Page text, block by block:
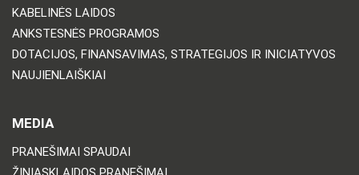
KABELINĖS LAIDOS
ANKSTESNĖS PROGRAMOS
DOTACIJOS, FINANSAVIMAS, STRATEGIJOS IR INICIATYVOS
NAUJIENLAIŠKIAI
MEDIA
PRANEŠIMAI SPAUDAI